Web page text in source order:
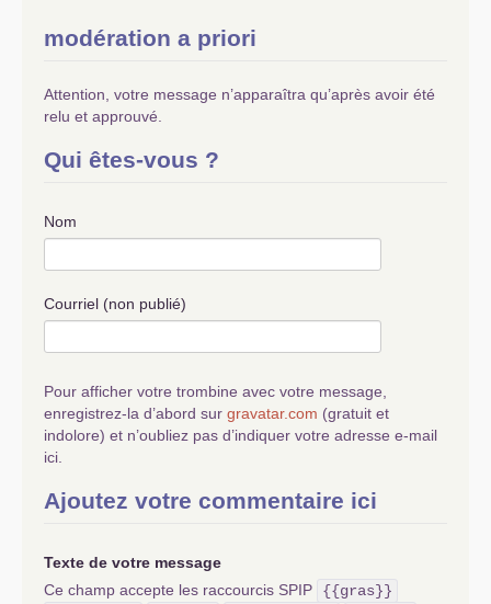
modération a priori
Attention, votre message n’apparaîtra qu’après avoir été
relu et approuvé.
Qui êtes-vous ?
Nom
Courriel (non publié)
Pour afficher votre trombine avec votre message,
enregistrez-la d’abord sur gravatar.com (gratuit et
indolore) et n’oubliez pas d’indiquer votre adresse e-mail
ici.
Ajoutez votre commentaire ici
Texte de votre message
Ce champ accepte les raccourcis SPIP
{{gras}}